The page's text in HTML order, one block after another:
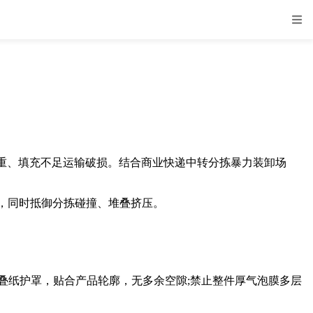
填充不足运输破损。结合商业快递中转分拣暴力装卸场
时抵御分拣碰撞、堆叠挤压。
护罩，贴合产品轮廓，无多余空隙;禁止整件厚气泡膜多层